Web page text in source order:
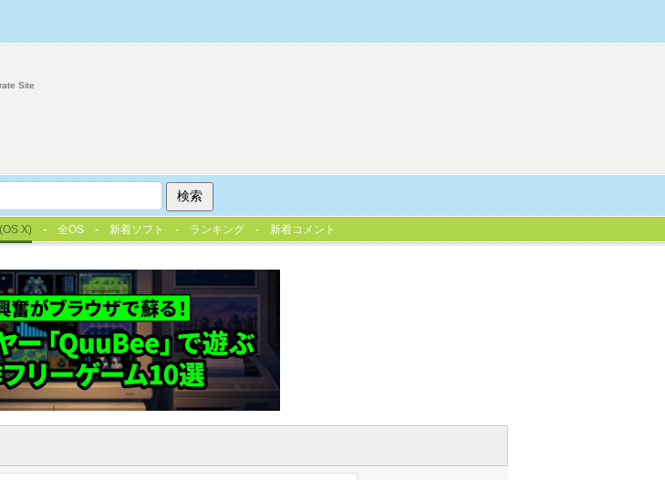
Site
X) 全OS 新着ソフト ランキング 新着コメント